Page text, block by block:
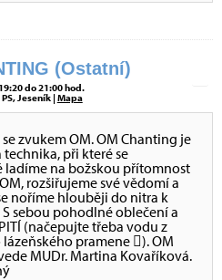
(Ostatní)
do 21:00 hod.
Jeseník |Mapa
zvukem OM. OM Chanting je
při které se
ladíme na božskou přítomnost
rozšiřujeme své vědomí a
noříme hlouběji do nitra k
S sebou pohodlné oblečení a
(načepujte třeba vodu z
pramene ). OM
MUDr. Martina Kovaříková.